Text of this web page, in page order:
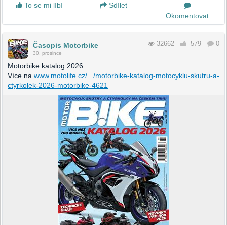
To se mi líbí
Sdílet
Okomentovat
Časopis Motorbike
30. prosince
32662 -579 0
Motorbike katalog 2026
Více na www.motolife.cz/.../motorbike-katalog-motocyklu-skutru-a-
ctyrkolek-2026-motorbike-4621